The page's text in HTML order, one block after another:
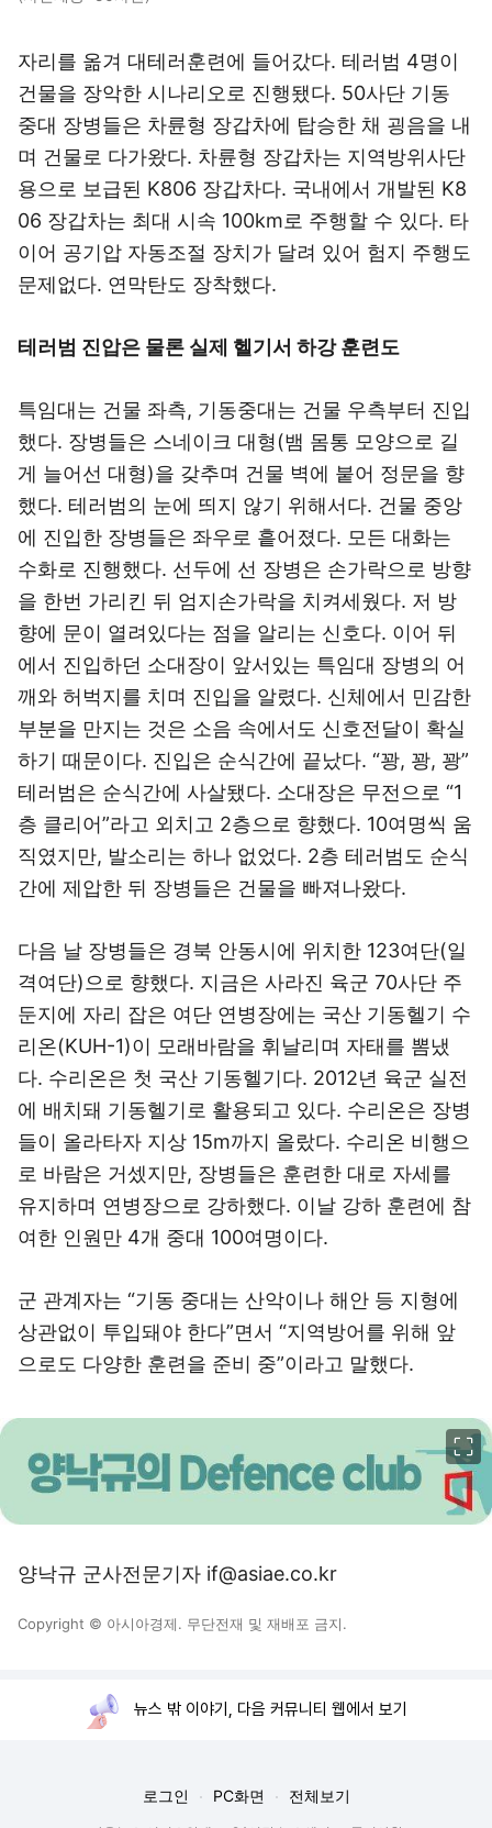
자리를 옮겨 대테러훈련에 들어갔다. 테러범 4명이
건물을 장악한 시나리오로 진행됐다. 50사단 기동
중대 장병들은 차륜형 장갑차에 탑승한 채 굉음을 내
며 건물로 다가왔다. 차륜형 장갑차는 지역방위사단
용으로 보급된 K806 장갑차다. 국내에서 개발된 K8
06 장갑차는 최대 시속 100km로 주행할 수 있다. 타
이어 공기압 자동조절 장치가 달려 있어 험지 주행도
문제없다. 연막탄도 장착했다.
테러범 진압은 물론 실제 헬기서 하강 훈련도
특임대는 건물 좌측, 기동중대는 건물 우측부터 진입
했다. 장병들은 스네이크 대형(뱀 몸통 모양으로 길
게 늘어선 대형)을 갖추며 건물 벽에 붙어 정문을 향
했다. 테러범의 눈에 띄지 않기 위해서다. 건물 중앙
에 진입한 장병들은 좌우로 흩어졌다. 모든 대화는
수화로 진행했다. 선두에 선 장병은 손가락으로 방향
을 한번 가리킨 뒤 엄지손가락을 치켜세웠다. 저 방
향에 문이 열려있다는 점을 알리는 신호다. 이어 뒤
에서 진입하던 소대장이 앞서있는 특임대 장병의 어
깨와 허벅지를 치며 진입을 알렸다. 신체에서 민감한
부분을 만지는 것은 소음 속에서도 신호전달이 확실
하기 때문이다. 진입은 순식간에 끝났다. “꽝, 꽝, 꽝”
테러범은 순식간에 사살됐다. 소대장은 무전으로 “1
층 클리어”라고 외치고 2층으로 향했다. 10여명씩 움
직였지만, 발소리는 하나 없었다. 2층 테러범도 순식
간에 제압한 뒤 장병들은 건물을 빠져나왔다.
다음 날 장병들은 경북 안동시에 위치한 123여단(일
격여단)으로 향했다. 지금은 사라진 육군 70사단 주
둔지에 자리 잡은 여단 연병장에는 국산 기동헬기 수
리온(KUH-1)이 모래바람을 휘날리며 자태를 뽐냈
다. 수리온은 첫 국산 기동헬기다. 2012년 육군 실전
에 배치돼 기동헬기로 활용되고 있다. 수리온은 장병
들이 올라타자 지상 15m까지 올랐다. 수리온 비행으
로 바람은 거셌지만, 장병들은 훈련한 대로 자세를
유지하며 연병장으로 강하했다. 이날 강하 훈련에 참
여한 인원만 4개 중대 100여명이다.
군 관계자는 “기동 중대는 산악이나 해안 등 지형에
상관없이 투입돼야 한다”면서 “지역방어를 위해 앞
으로도 다양한 훈련을 준비 중”이라고 말했다.
양낙규 군사전문기자 if@asiae.co.kr
Copyright © 아시아경제. 무단전재 및 재배포 금지.
뉴스 밖 이야기, 다음 커뮤니티 웹에서 보기
로그인 PC화면 전체보기